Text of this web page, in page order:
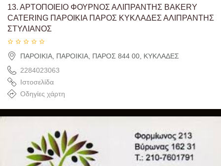
13. ΑΡΤΟΠΟΙΕΙΟ ΦΟΥΡΝΟΣ ΑΛΙΠΡΑΝΤΗΣ BAKERY
CATERING ΠΑΡΟΙΚΙΑ ΠΑΡΟΣ ΚΥΚΛΑΔΕΣ ΑΛΙΠΡΑΝΤΗΣ
ΣΤΥΛΙΑΝΟΣ
ΠΑΡΟΙΚΙΑ, ΠΑΡΟΙΚΙΑ, ΠΑΡΟΣ 844 00, ΚΥΚΛΑΔΕΣ
2284023063
Ιστοσελίδα
Οδηγίες χάρτη